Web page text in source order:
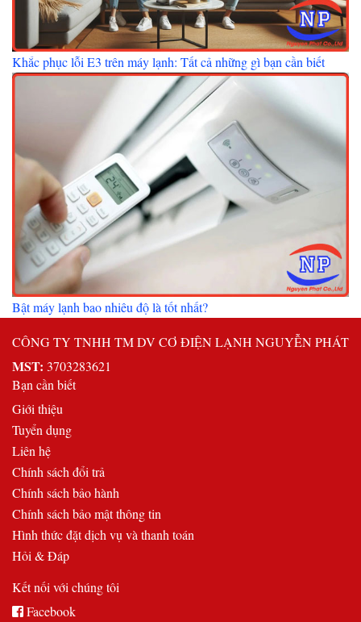
Khắc phục lỗi E3 trên máy lạnh: Tất cả những gì bạn cần biết
Bật máy lạnh bao nhiêu độ là tốt nhất?
CÔNG TY TNHH TM DV CƠ ĐIỆN LẠNH NGUYỄN PHÁT
MST: 3703283621
Bạn cần biết
Giới thiệu
Tuyển dụng
Liên hệ
Chính sách đổi trả
Chính sách bảo hành
Chính sách bảo mật thông tin
Hình thức đặt dịch vụ và thanh toán
Hỏi & Đáp
Kết nối với chúng tôi
Facebook